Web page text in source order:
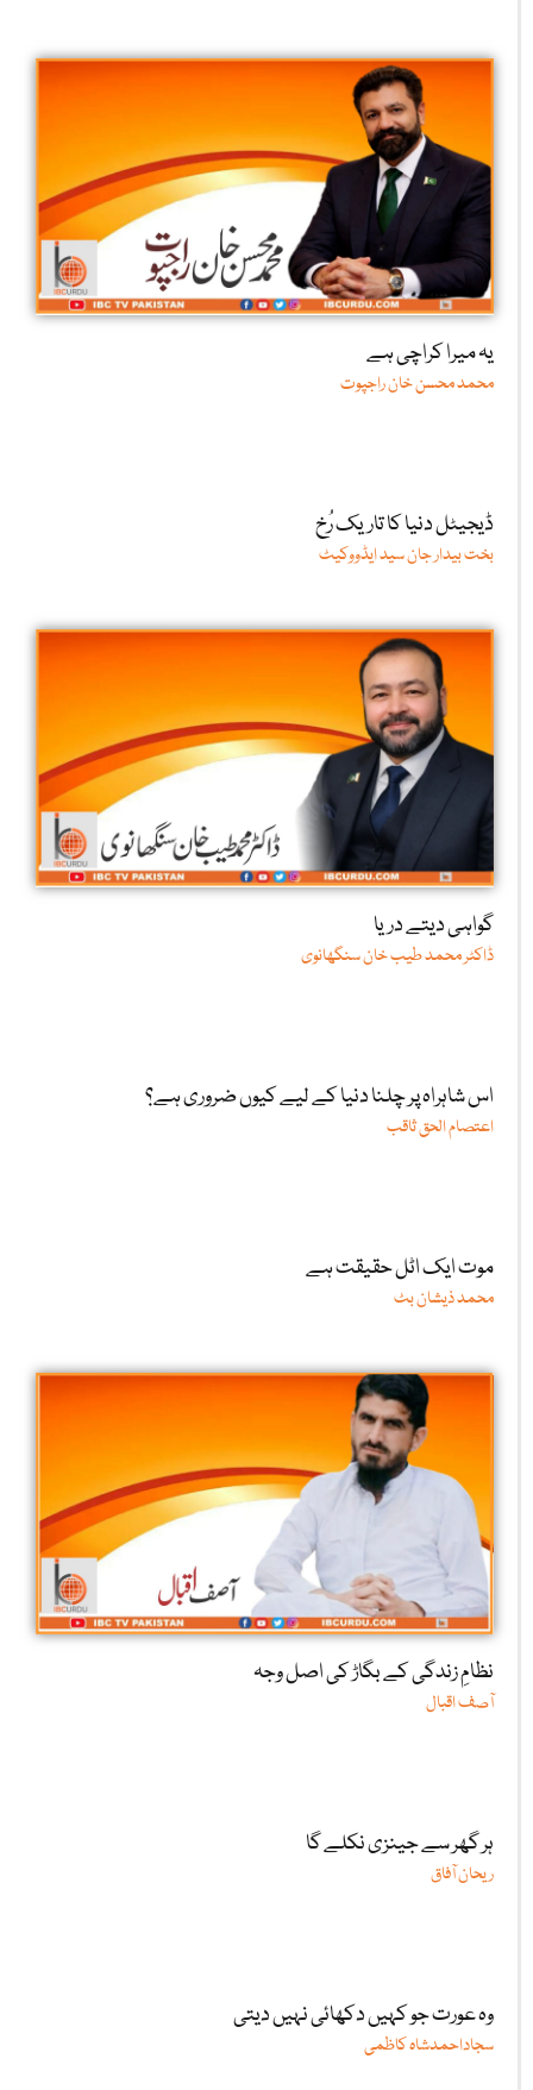
یہ میرا کراچی ہے
محمد محسن خان راجپوت
ڈیجیٹل دنیا کا تاریک رُخ
بخت بیدار جان سید ایڈووکیٹ
گواہی دیتے دریا
ڈاکٹر محمد طیب خان سنگھانوی
اس شاہراہ پر چلنا دنیا کے لیے کیوں ضروری ہے؟
اعتصام الحق ثاقب
موت ایک اٹل حقیقت ہے
محمد ذیشان بٹ
نظامِ زندگی کے بگاڑ کی اصل وجہ
آصف اقبال
ہر گھر سے جینزی نکلے گا
ریحان آفاق
وہ عورت جو کہیں دکھائی نہیں دیتی
سجاداحمدشاہ کاظمی